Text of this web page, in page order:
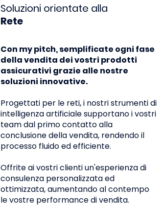
Soluzioni orientate alla
Rete
Con my pitch, semplificate ogni fase
della vendita dei vostri prodotti
assicurativi grazie alle nostre
soluzioni innovative.
Progettati per le reti, i nostri strumenti di
intelligenza artificiale supportano i vostri
team dal primo contatto alla
conclusione della vendita, rendendo il
processo fluido ed efficiente.
Offrite ai vostri clienti un'esperienza di
consulenza personalizzata ed
ottimizzata, aumentando al contempo
le vostre performance di vendita.